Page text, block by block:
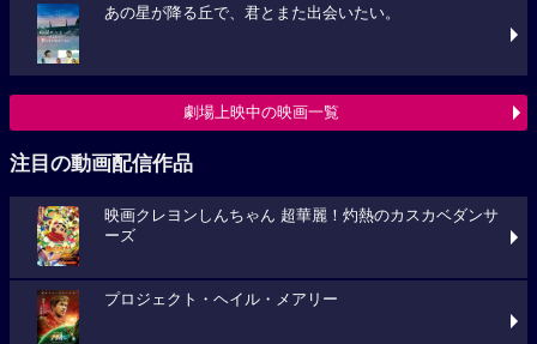
あの星が降る丘で、君とまた出会いたい。
劇場上映中の映画一覧
注目の動画配信作品
映画クレヨンしんちゃん 超華麗！灼熱のカスカベダンサ
ーズ
プロジェクト・ヘイル・メアリー